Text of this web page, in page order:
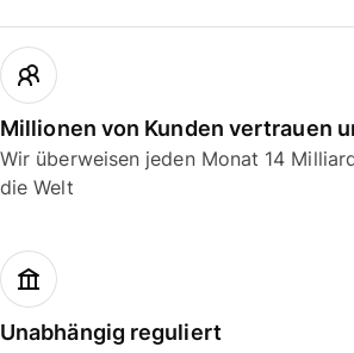
Millionen von Kunden vertrauen
Wir überweisen jeden Monat 14
die Welt
Unabhängig reguliert